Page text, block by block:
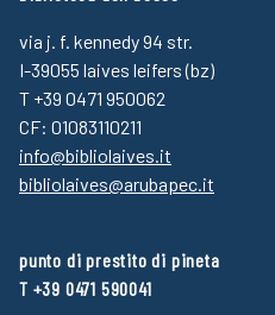
via j. f. kennedy 94 str.
I-39055 laives leifers (bz)
T +39 0471 950062
CF: 01083110211
info@bibliolaives.it
bibliolaives@arubapec.it
punto di prestito di pineta
T +39 0471 590041